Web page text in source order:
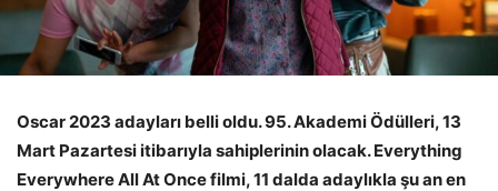
Oscar 2023 adayları belli oldu. 95. Akademi Ödülleri, 13
Mart Pazartesi itibarıyla sahiplerinin olacak. Everything
Everywhere All At Once filmi, 11 dalda adaylıkla şu an en